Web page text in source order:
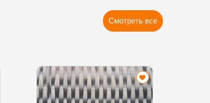
Смотреть все